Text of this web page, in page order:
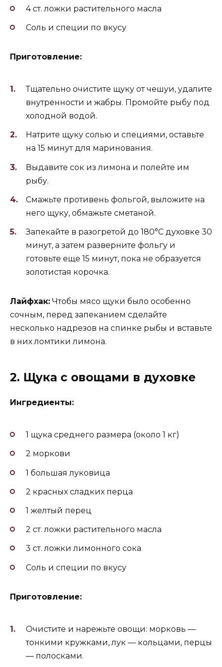
4 ст. ложки растительного масла
Соль и специи по вкусу
Приготовление:
Тщательно очистите щуку от чешуи, удалите
внутренности и жабры. Промойте рыбу под
холодной водой.
Натрите щуку солью и специями, оставьте
на 15 минут для маринования.
Выдавите сок из лимона и полейте им
рыбу.
Смажьте противень фольгой, выложите на
него щуку, обмажьте сметаной.
Запекайте в разогретой до 180°C духовке 30
минут, а затем разверните фольгу и
готовьте еще 15 минут, пока не образуется
золотистая корочка.
Лайфхак: Чтобы мясо щуки было особенно
сочным, перед запеканием сделайте
несколько надрезов на спинке рыбы и вставьте
в них ломтики лимона.
2. Щука с овощами в духовке
Ингредиенты:
1 щука среднего размера (около 1 кг)
2 моркови
1 большая луковица
2 красных сладких перца
1 желтый перец
2 ст. ложки растительного масла
3 ст. ложки лимонного сока
Соль и специи по вкусу
Приготовление:
Очистите и нарежьте овощи: морковь —
тонкими кружками, лук — кольцами, перцы
— полосками.